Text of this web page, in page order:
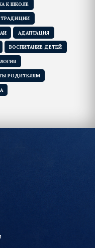
К ШКОЛЕ
ТРАДИЦИИ
АДАПТАЦИЯ
ВОСПИТАНИЕ ДЕТЕЙ
РОДИТЕЛЯМ